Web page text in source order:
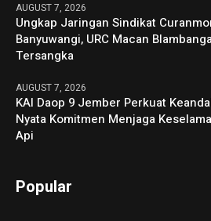
AUGUST 7, 2026
Ungkap Jaringan Sindikat
Banyuwangi, URC Macan
Tersangka
AUGUST 7, 2026
KAI Daop 9 Jember Perkuat
Nyata Komitmen Menjaga
Api
Popular